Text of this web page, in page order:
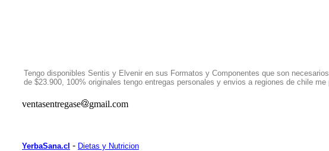
Tengo disponibles Sentis y Elvenir en sus Formatos y Componentes que son
de $23.900, 100% originales tengo entregas personales y envios a regiones de chile
ventasentregase gmail.com
YerbaSana.cl - Dietas y Nutricion